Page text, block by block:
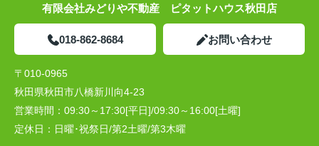
有限会社みどりや不動産 ピタットハウス秋田店
018-862-8684 お問い合わせ
〒010-0965
秋田県秋田市八橋新川向4-23
営業時間： 09:30～17:30[平日]/09:30～16:00[土曜]
定休日： 日曜･祝祭日/第2土曜/第3木曜